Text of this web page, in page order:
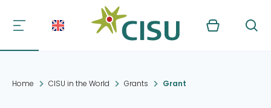
Kurv Søg
Home CISU in the World Grants Grant